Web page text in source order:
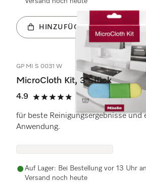
HINZUFÜGEN
GP MI S 0031 W
MicroCloth Kit, 3 Stück
4.9
4.9 Sterne von 5
(53 Bewertungen)
für beste Reinigungsergebnisse und
Anwendung.
Auf Lager: Bei Bestellung vor 13 Uhr
Versand noch heute